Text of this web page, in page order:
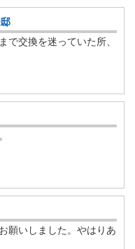
で交換を迷っていた所、
願いしました。やはりあ